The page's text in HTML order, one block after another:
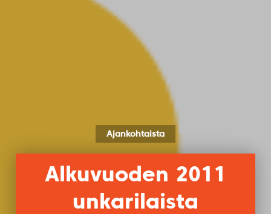
Ajankohtaista
Alkuvuoden 2011
unkarilaista